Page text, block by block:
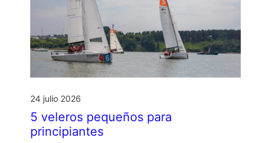
24 julio 2026
5 veleros pequeños para
principiantes